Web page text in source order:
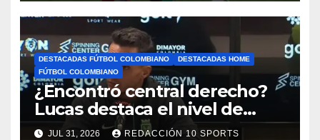
DESTACADAS FÚTBOL COLOMBIANO
DESTACADAS HOME
FÚTBOL COLOMBIANO
¿Encontró central derecho?
Lucas destaca el nivel de
Néider Parra
JUL 31, 2026 REDACCIÓN 10 SPORTS